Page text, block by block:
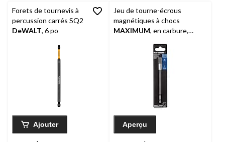
Forets de tournevis à
percussion carrés SQ2
DeWALT, 6 po
Ajouter
Jeu de tourne-écrous
magnétiques à chocs
MAXIMUM, en carbure,
maçonnerie, 6 po
Aperçu